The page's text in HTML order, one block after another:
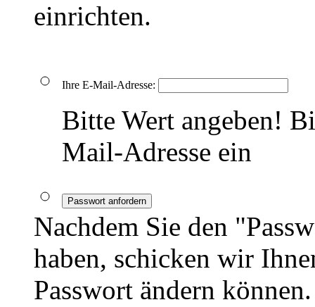
einrichten.
Ihre E-Mail-Adresse:
Bitte Wert angeben!
Mail-Adresse ein
Passwort anfordern
Nachdem Sie den
haben, schicken wir
Passwort ändern können.